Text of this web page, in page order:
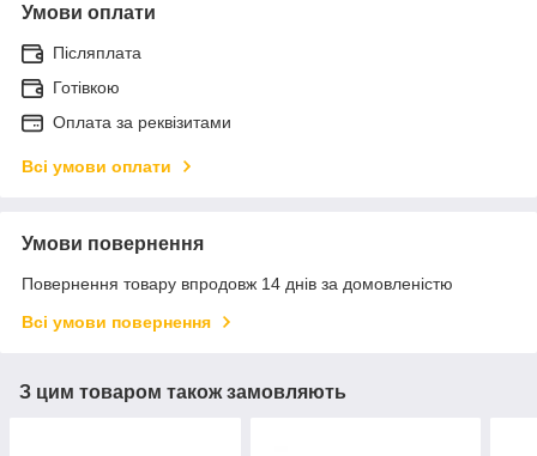
Умови оплати
Післяплата
Готівкою
Оплата за реквізитами
Всі умови оплати
Умови повернення
Повернення товару впродовж 14 днів за домовленістю
Всі умови повернення
З цим товаром також замовляють